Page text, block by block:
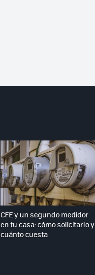
CFE y un segundo medidor
en tu casa: cómo solicitarlo y
cuánto cuesta